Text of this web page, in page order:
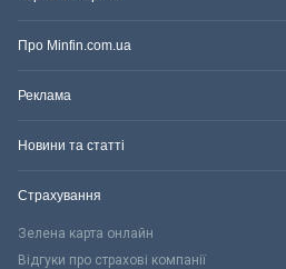
Про Minfin.com.ua
Реклама
Новини та статті
Страхування
Зелена карта онлайн
Відгуки про страхові компанії